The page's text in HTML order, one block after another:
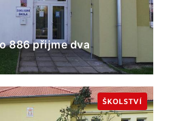
886 přijme dva
ŠKOLSTVÍ